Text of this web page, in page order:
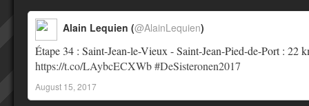
Étape 34 : Saint-Jean-le-Vieux - Saint-Jean-Pied-de-Port : 22
https://t.co/LAybcECXWb#DeSisteronen2017
Alain Lequien (@AlainLequien)
August 15, 2017